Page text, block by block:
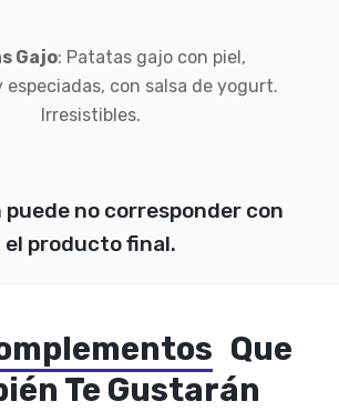
Gajo: Patatas gajo con piel,
con salsa de yogurt.
Irresistibles.
puede no corresponder con
el producto final.
Que
Te Gustarán